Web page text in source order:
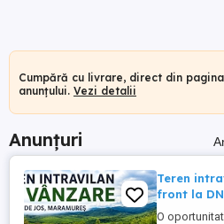
Cumpără cu livrare, direct din pagina
anunțului. Vezi detalii
Anunțuri
Teren
front la
O